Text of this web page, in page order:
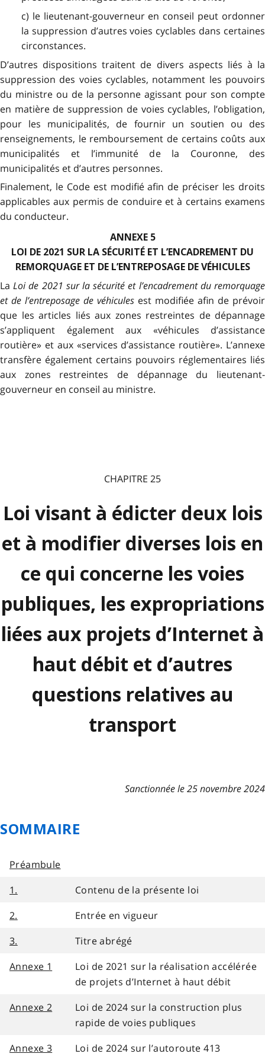
c) le lieutenant-gouverneur en conseil peut ordonner
la suppression d’autres voies cyclables dans certaines
circonstances.
D’autres dispositions traitent de divers aspects liés à la
suppression des voies cyclables, notamment les pouvoirs
du ministre ou de la personne agissant pour son compte
en matière de suppression de voies cyclables, l’obligation,
pour les municipalités, de fournir un soutien ou des
renseignements, le remboursement de certains coûts aux
municipalités et l’immunité de la Couronne, des
municipalités et d’autres personnes.
Finalement, le Code est modifié afin de préciser les droits
applicables aux permis de conduire et à certains examens
du conducteur.
ANNEXE 5
LOI DE 2021 SUR LA SÉCURITÉ ET L’ENCADREMENT DU
REMORQUAGE ET DE L’ENTREPOSAGE DE VÉHICULES
LaLoi de 2021 sur la sécurité et l’encadrement du remorquage
et de l’entreposage de véhicules est modifiée afin de prévoir
que les articles liés aux zones restreintes de dépannage
s’appliquent également aux «véhicules d’assistance
routière» et aux «services d’assistance routière». L’annexe
transfère également certains pouvoirs réglementaires liés
aux zones restreintes de dépannage du lieutenant-
gouverneur en conseil au ministre.
CHAPITRE 25
Loi visant à édicter deux lois
et à modifier diverses lois en
ce qui concerne les voies
publiques, les expropriations
liées aux projets d’Internet à
haut débit et d’autres
questions relatives au
transport
Sanctionnée le 25 novembre 2024
SOMMAIRE
Préambule
1.
Contenu de la présente loi
2.
Entrée en vigueur
3.
Titre abrégé
Annexe 1
Loi de 2021 sur la réalisation accélérée
de projets d’Internet à haut débit
Annexe 2
Loi de 2024 sur la construction plus
rapide de voies publiques
Annexe 3
Loi de 2024 sur l’autoroute 413